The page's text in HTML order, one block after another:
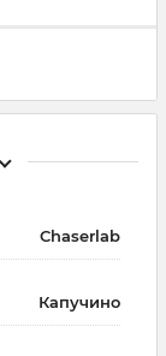
Chaserlab
Капучино